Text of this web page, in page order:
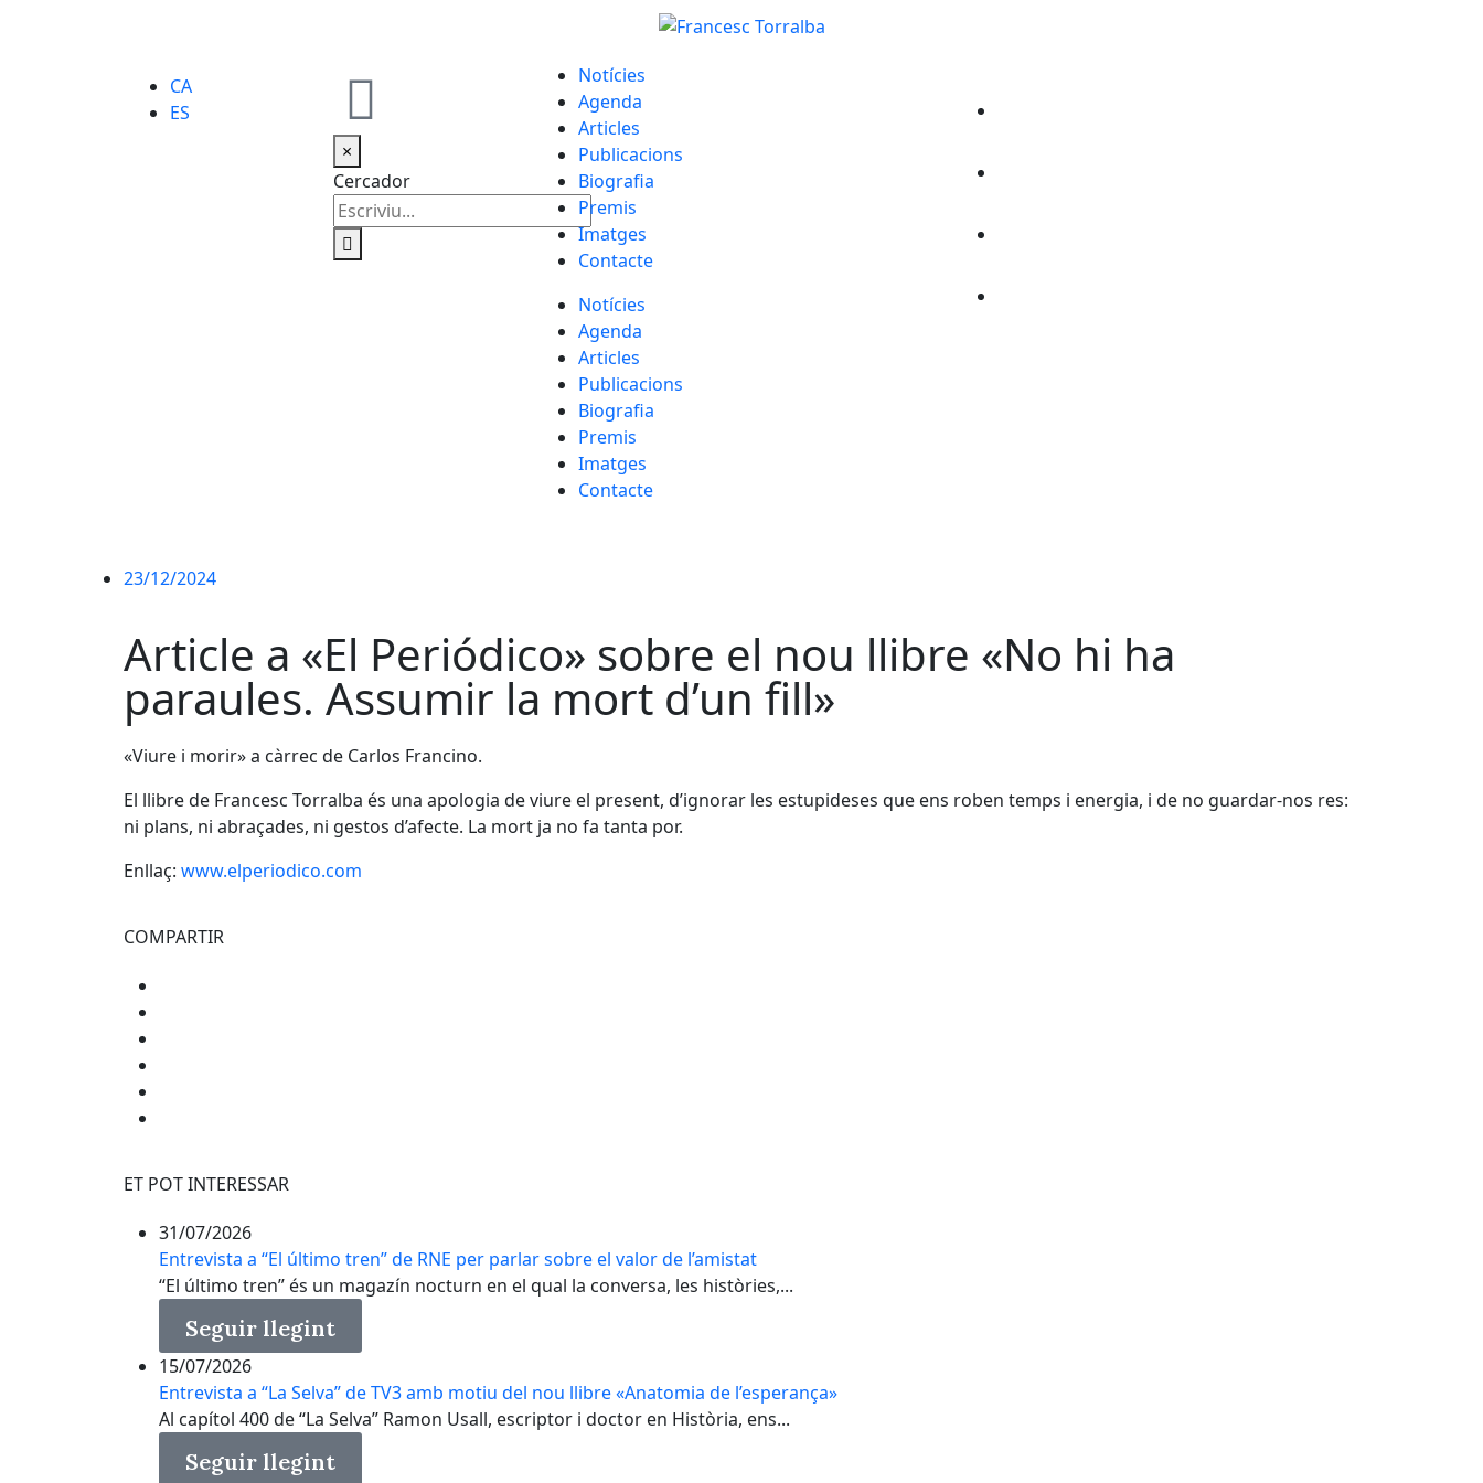
CA
ES
×
Cercador
Notícies
Agenda
Articles
Publicacions
Biografia
Premis
Imatges
Contacte
Notícies
Agenda
Articles
Publicacions
Biografia
Premis
Imatges
Contacte
23/12/2024
Article a «El Periódico» sobre el nou llibre «No hi ha
paraules. Assumir la mort d’un fill»
«Viure i morir» a càrrec de Carlos Francino.
El llibre de Francesc Torralba és una apologia de viure el present, d’ignorar les estupideses que ens roben temps i energia, i de no guardar-nos res:
ni plans, ni abraçades, ni gestos d’afecte. La mort ja no fa tanta por.
Enllaç: www.elperiodico.com
COMPARTIR
ET POT INTERESSAR
31/07/2026
Entrevista a “El último tren” de RNE per parlar sobre el valor de l’amistat
“El último tren” és un magazín nocturn en el qual la conversa, les històries,...
Seguir llegint
15/07/2026
Entrevista a “La Selva” de TV3 amb motiu del nou llibre «Anatomia de l’esperança»
Al capítol 400 de “La Selva” Ramon Usall, escriptor i doctor en Història, ens...
Seguir llegint